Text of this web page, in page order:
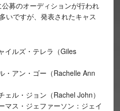
募のオーディションが行われ
いですが、発表されたキャス
イルズ・テレラ（Giles
・アン・ゴー（Rachelle Ann
ェル・ジョン（Rachel John）
マス・ジェファーソン：ジェイ